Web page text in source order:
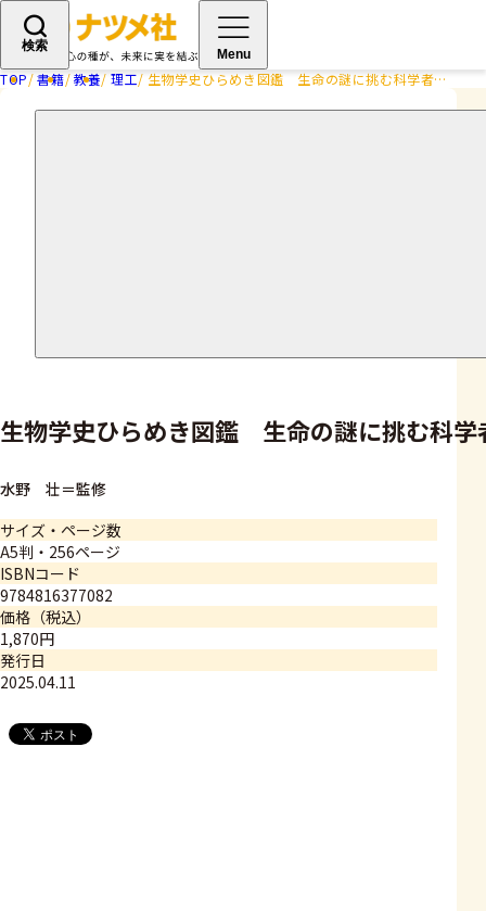
検索
Menu
TOP 書籍 教養 理工 生物学史ひらめき図鑑 生命の謎に挑む科学者たち 50のイノベーション
生物学史ひらめき図鑑 生命の謎に挑む科
水野 壮＝監修
サイズ・ページ数
A5判・256ページ
ISBNコード
9784816377082
価格（税込）
1,870円
発行日
2025.04.11